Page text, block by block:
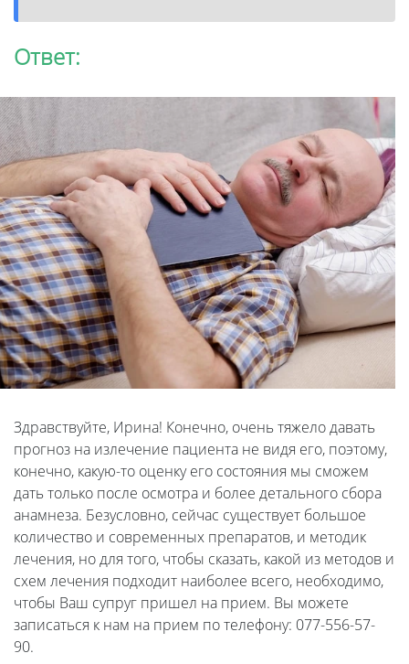
Ответ:
Здравствуйте, Ирина! Конечно, очень тяжело давать
прогноз на излечение пациента не видя его, поэтому,
конечно, какую-то оценку его состояния мы сможем
дать только после осмотра и более детального сбора
анамнеза. Безусловно, сейчас существует большое
количество и современных препаратов, и методик
лечения, но для того, чтобы сказать, какой из методов и
схем лечения подходит наиболее всего, необходимо,
чтобы Ваш супруг пришел на прием. Вы можете
записаться к нам на прием по телефону: 077-556-57-
90.